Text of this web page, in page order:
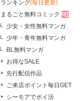
ランキング(毎日更新)
まるごと無料コミック
少女・女性無料マンガ
少年・青年無料マンガ
BL無料マンガ
お得なSALE
先行配信作品
ご来店ポイント毎日GET
シーモアでポイ活